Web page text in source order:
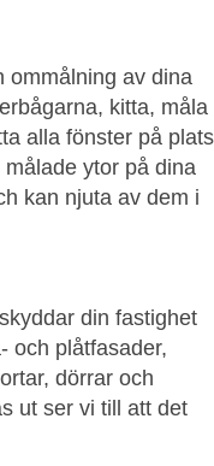
ommålning av dina
kitta, måla
alla fönster på plats
ytor på dina
kan njuta av dem i
din fastighet
och plåtfasader,
dörrar och
ut ser vi till att det